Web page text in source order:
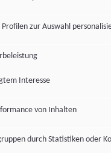
zur Auswahl
Interesse
von Inhalten
durch Statistiken oder